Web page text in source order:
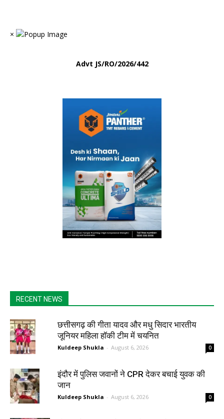
×
Advt JS/RO/2026/442
RECENT NEWS
छत्तीसगढ़ की गीता यादव और मधु सिदार भारतीय
जूनियर महिला हॉकी टीम में चयनित
Kuldeep Shukla - August 6, 2026 0
इंदौर में पुलिस जवानों ने CPR देकर बचाई युवक की
जान
Kuldeep Shukla - August 6, 2026 0